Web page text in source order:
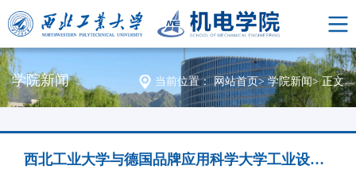
学院新闻 当前位置： 网站首页> 学院新闻> 正文
西北工业大学与德国品牌应用科学大学工业设计硕士研究生项目2025届德方学位授予仪式暨师生座谈会顺利举行